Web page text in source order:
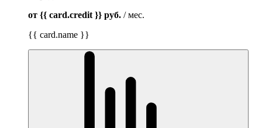
от {{ card.credit }} руб. / мес.
{{ card.name }}